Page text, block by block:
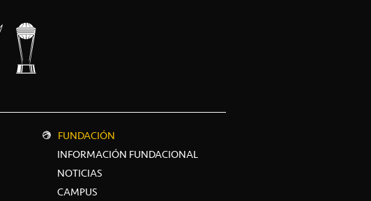
FUNDACIÓN
INFORMACIÓN FUNDACIONAL
NOTICIAS
CAMPUS